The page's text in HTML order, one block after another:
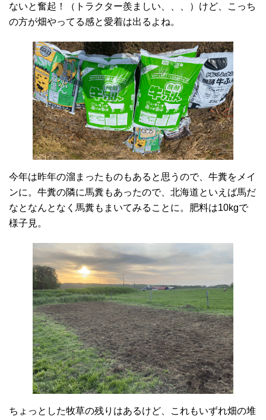
ないと奮起！（トラクター羨ましい、、、）けど、こっち
の方が畑やってる感と愛着は出るよね。
今年は昨年の溜まったものもあると思うので、牛糞をメイ
ンに。牛糞の隣に馬糞もあったので、北海道といえば馬だ
なとなんとなく馬糞もまいてみることに。肥料は10kgで
様子見。
ちょっとした牧草の残りはあるけど、これもいずれ畑の堆